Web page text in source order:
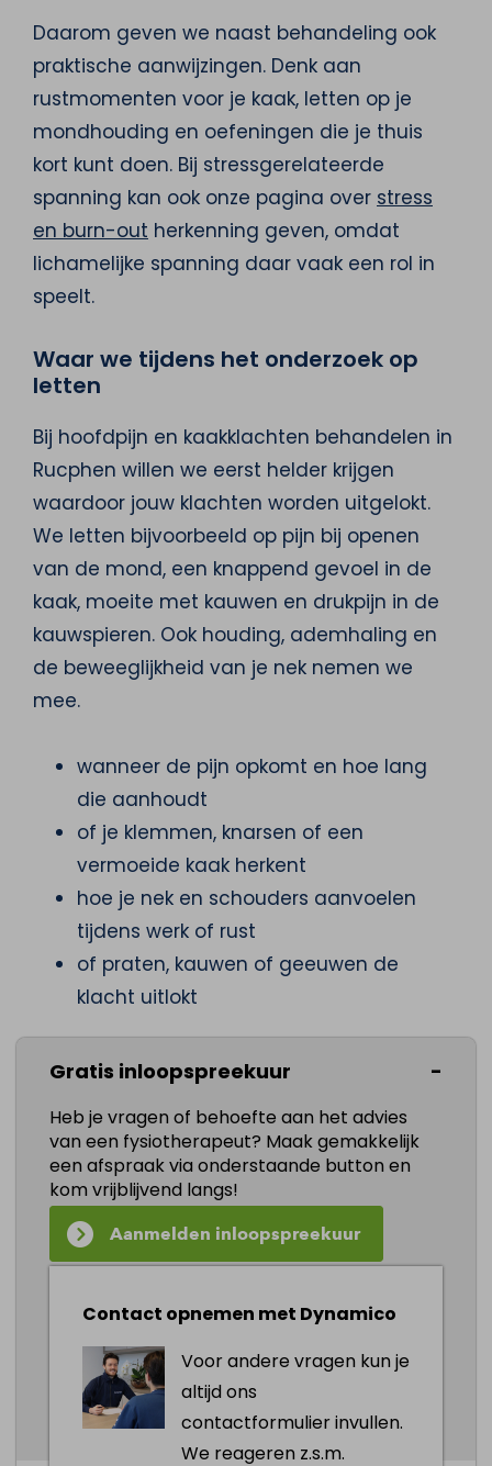
Daarom geven we naast behandeling ook
praktische aanwijzingen. Denk aan
rustmomenten voor je kaak, letten op je
mondhouding en oefeningen die je thuis
kort kunt doen. Bij stressgerelateerde
spanning kan ook onze pagina over stress
en burn-out herkenning geven, omdat
lichamelijke spanning daar vaak een rol in
speelt.
Waar we tijdens het onderzoek op
letten
Bij hoofdpijn en kaakklachten behandelen in
Rucphen willen we eerst helder krijgen
waardoor jouw klachten worden uitgelokt.
We letten bijvoorbeeld op pijn bij openen
van de mond, een knappend gevoel in de
kaak, moeite met kauwen en drukpijn in de
kauwspieren. Ook houding, ademhaling en
de beweeglijkheid van je nek nemen we
mee.
wanneer de pijn opkomt en hoe lang
die aanhoudt
of je klemmen, knarsen of een
vermoeide kaak herkent
hoe je nek en schouders aanvoelen
tijdens werk of rust
of praten, kauwen of geeuwen de
klacht uitlokt
Plotselinge of hevige hoofdpijn moet altijd
pijn acuut ontstaat, anders voelt dan je
gewend bent of samengaat met andere
opvallende klachten. In die situaties is
fysiotherapie niet de eerste stap.
Sommige mensen willen weer zonder pijn
eten of gapen. Anderen willen vooral af van
hoofdpijn die steeds terugkomt na een
Gratis inloopspreekuur
Heb je vragen of behoefte aan het advies
van een fysiotherapeut? Maak gemakkelijk
een afspraak via onderstaande button en
kom vrijblijvend langs!
Aanmelden inloopspreekuur
Contact opnemen met Dynamico
Voor andere vragen kun je
altijd ons
contactformulier invullen.
We reageren z.s.m.